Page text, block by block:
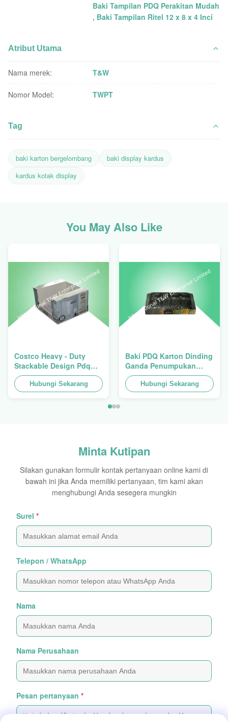
Baki Tampilan PDQ Perakitan Mudah
, Baki Tampilan Ritel 12 x 8 x 4 Inci
Atribut Utama
Nama merek: T&W
Nomor Model: TWPT
Tag
baki karton bergelombang
baki display kardus
kardus kotak display
You May Also Like
Costco Heavy - Duty
Stackable Design Pdq
Trays To Selling Curtain ,
Load 100kgs
Hubungi Sekarang
Baki PDQ Karton Dinding
Ganda Penumpukan
Tugas Berat Untuk
Mempromosikan
Rempah-
Hubungi Sekarang
Minta Kutipan
Silakan gunakan formulir kontak pertanyaan online kami di
bawah ini jika Anda memiliki pertanyaan, tim kami akan
menghubungi Anda sesegera mungkin
Surel *
Telepon / WhatsApp
Nama
Nama Perusahaan
Pesan pertanyaan *